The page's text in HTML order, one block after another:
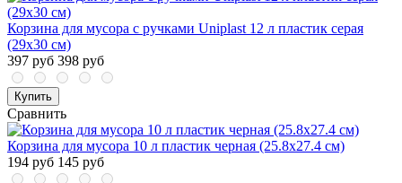
Корзина для мусора с ручками Uniplast 12 л пластик серая
(29х30 см)
397 руб 398 руб
Купить
Сравнить
Корзина для мусора 10 л пластик черная (25.8х27.4 см)
194 руб 145 руб